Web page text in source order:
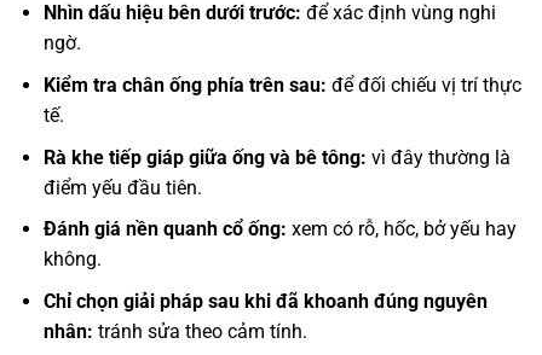
Nhìn dấu hiệu bên dưới trước: để xác định vùng nghi
ngờ.
Kiểm tra chân ống phía trên sau: để đối chiếu vị trí thực
tế.
Rà khe tiếp giáp giữa ống và bê tông: vì đây thường là
điểm yếu đầu tiên.
Đánh giá nền quanh cổ ống: xem có rỗ, hốc, bở yếu hay
không.
Chỉ chọn giải pháp sau khi đã khoanh đúng nguyên
nhân: tránh sửa theo cảm tính.